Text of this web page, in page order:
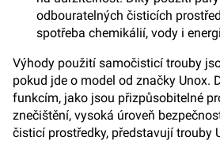
odbouratelných čisticích
spotřeba chemikálií, vody i
Výhody použití samočisticí trouby
pokud jde o model od značky Unox.
funkcím, jako jsou přizpůsobitelné
znečištění, vysoká úroveň
čisticí prostředky, představují trouby